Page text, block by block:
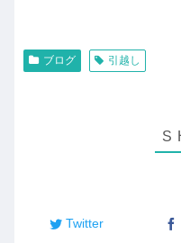
ブログ 引越し
Twitter